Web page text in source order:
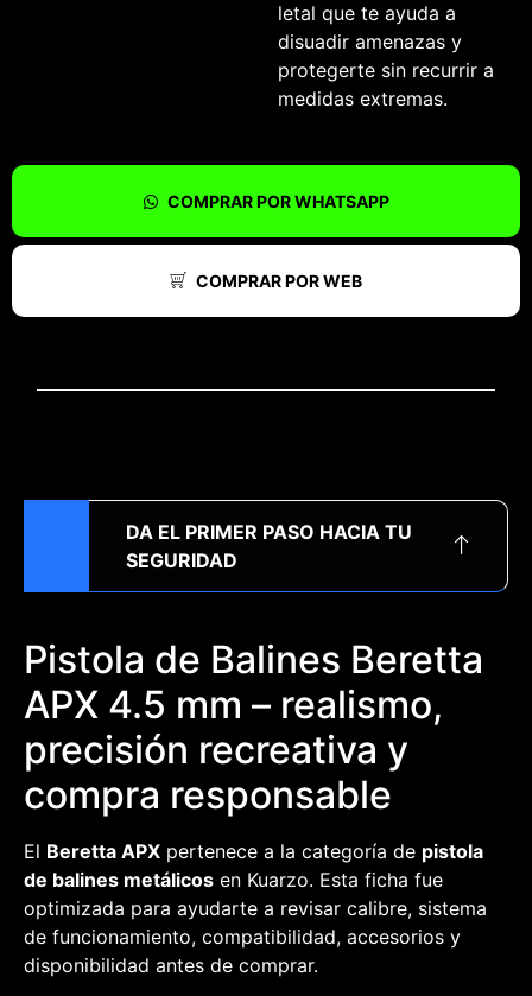
letal que te ayuda a
disuadir amenazas y
protegerte sin recurrir a
medidas extremas.
COMPRAR POR WHATSAPP
COMPRAR POR WEB
DA EL PRIMER PASO HACIA TU
SEGURIDAD
Pistola de Balines Beretta
APX 4.5 mm – realismo,
precisión recreativa y
compra responsable
El Beretta APX pertenece a la categoría de pistola
de balines metálicos en Kuarzo. Esta ficha fue
optimizada para ayudarte a revisar calibre, sistema
de funcionamiento, compatibilidad, accesorios y
disponibilidad antes de comprar.